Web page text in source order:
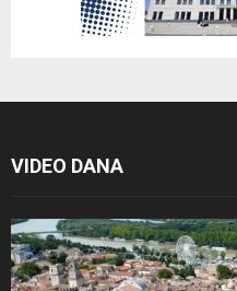
VIDEO DANA